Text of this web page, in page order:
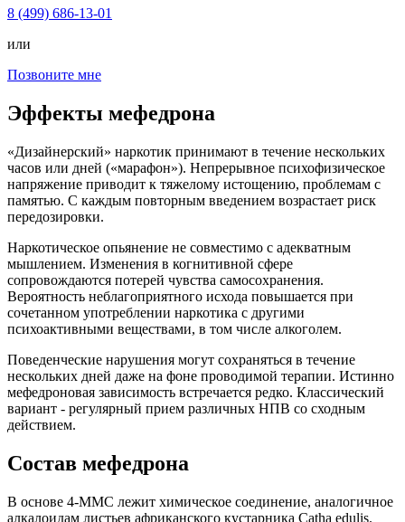
8 (499) 686-13-01
или
Позвоните мне
Эффекты мефедрона
«Дизайнерский» наркотик принимают в течение нескольких
часов или дней («марафон»). Непрерывное психофизическое
напряжение приводит к тяжелому истощению, проблемам с
памятью. С каждым повторным введением возрастает риск
передозировки.
Наркотическое опьянение не совместимо с адекватным
мышлением. Изменения в когнитивной сфере
сопровождаются потерей чувства самосохранения.
Вероятность неблагоприятного исхода повышается при
сочетанном употреблении наркотика с другими
психоактивными веществами, в том числе алкоголем.
Поведенческие нарушения могут сохраняться в течение
нескольких дней даже на фоне проводимой терапии. Истинно
мефедроновая зависимость встречается редко. Классический
вариант - регулярный прием различных НПВ со сходным
действием.
Состав мефедрона
В основе 4-MMC лежит химическое соединение, аналогичное
алкалоидам листьев африканского кустарника Catha edulis.